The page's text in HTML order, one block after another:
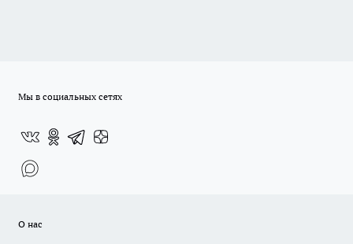
Мы в социальных сетях
О нас